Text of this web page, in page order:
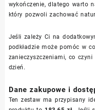
wykończenie, dlatego warto
który pozwoli zachować
Jeśli zależy Ci na
podkładzie może pomóc w
zanieczyszczeniami, co
dzień.
Dane zakupowe i
Ten zestaw ma przypisany